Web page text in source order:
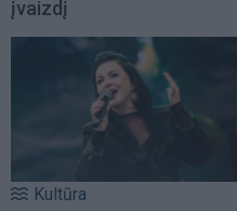
įvaizdį
Kultūra